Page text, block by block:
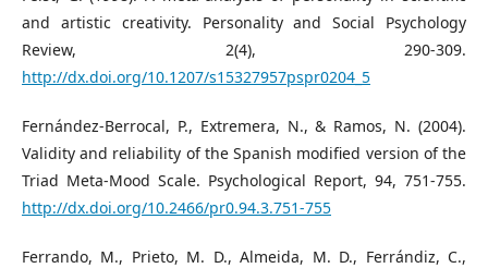
and artistic creativity. Personality and Social Psychology
Review, 2(4), 290-309.
http://dx.doi.org/10.1207/s15327957pspr0204_5
Fernández-Berrocal, P., Extremera, N., & Ramos, N. (2004).
Validity and reliability of the Spanish modified version of the
Triad Meta-Mood Scale. Psychological Report, 94, 751-755.
http://dx.doi.org/10.2466/pr0.94.3.751-755
Ferrando, M., Prieto, M. D., Almeida, M. D., Ferrándiz, C.,